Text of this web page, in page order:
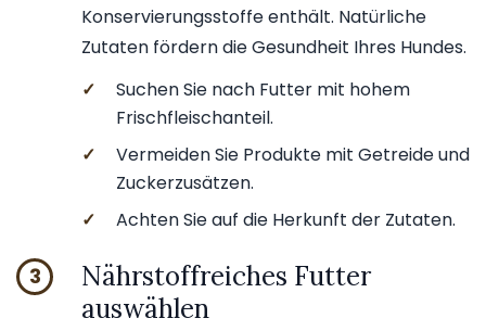
Konservierungsstoffe enthält. Natürliche
Zutaten fördern die Gesundheit Ihres Hundes.
✓
Suchen Sie nach Futter mit hohem
Frischfleischanteil.
✓
Vermeiden Sie Produkte mit Getreide und
Zuckerzusätzen.
✓
Achten Sie auf die Herkunft der Zutaten.
3
Nährstoffreiches Futter
auswählen